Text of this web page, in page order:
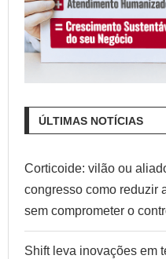
ÚLTIMAS NOTÍCIAS
Corticoide: vilão ou
congresso como reduzir
sem comprometer o
Shift leva inovações em